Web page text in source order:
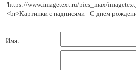
'https://www.imagetext.ru/pics_max/
<br>Картинки с надписями - С днем
Имя: